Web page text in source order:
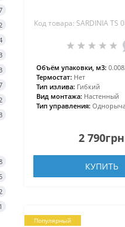
2
3
3
2
1
Код товара: SARDINIA TS
Объём упаковки, м3:
Термостат: Нет
Тип излива: Гибкий
Вид монтажа: Настенный
Тип управления:
2 790грн
КУПИТЬ
Популярный